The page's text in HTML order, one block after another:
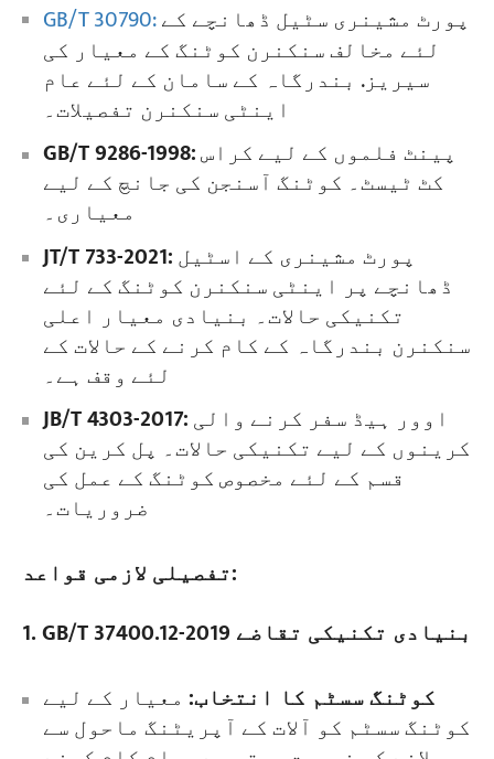
GB/T 30790:پورٹ مشینری سٹیل ڈھانچے کے
لئے مخالف سنکنرن کوٹنگ کے معیار کی
سیریز. بندرگاہ کے سامان کے لئے عام
اینٹی سنکنرن تفصیلات۔
GB/T 9286-1998:
کٹ ٹیسٹ۔ کوٹنگ آسنجن کی جانچ کے لیے
معیاری۔
JT/T 733-2021:
ڈھانچے پر اینٹی سنکنرن کوٹنگ کے لئے
تکنیکی حالات۔ بنیادی معیار اعلی
سنکنرن بندرگاہ کے کام کرنے کے حالات کے
لئے وقف ہے۔
JB/T 4303-2017:
کرینوں کے لیے تکنیکی حالات۔ پل کرین کی
قسم کے لئے مخصوص کوٹنگ کے عمل کی
ضروریات۔
تفصیلی لازمی قواعد:
1. GB/T 37400.12-2019 بنیادی تکنیکی تقاضے
کوٹنگ سسٹم کا انتخاب: معیار کے لیے
کوٹنگ سسٹم کو آلات کے آپریٹنگ ماحول سے